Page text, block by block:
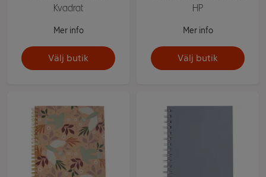
Kvadrat
Mer info
Välj butik
HP
Mer info
Välj butik